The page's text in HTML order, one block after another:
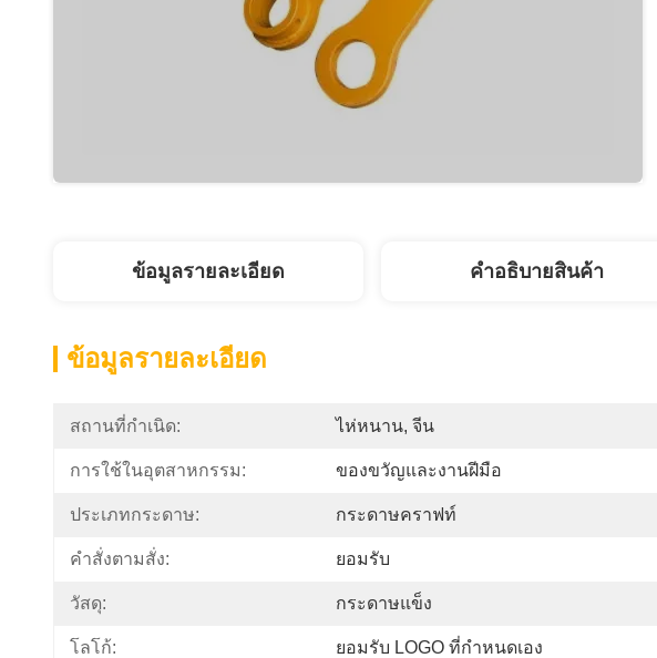
ข้อมูลรายละเอียด คําอธิบายสินค้า
ข้อมูลรายละเอียด
สถานที่กำเนิด: ไห่หนาน, จีน
การใช้ในอุตสาหกรรม: ของขวัญและงานฝีมือ
ประเภทกระดาษ: กระดาษคราฟท์
คําสั่งตามสั่ง: ยอมรับ
วัสดุ: กระดาษแข็ง
โลโก้: ยอมรับ LOGO ที่กําหนดเอง